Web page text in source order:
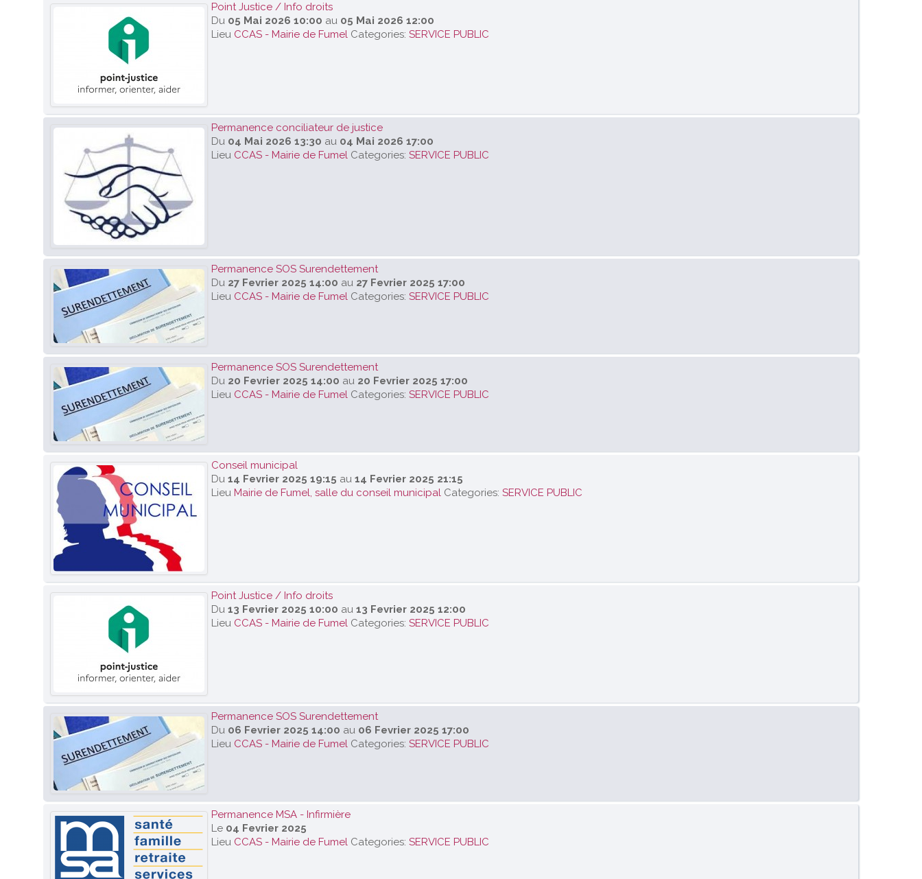
Point Justice / Info droits
Du 05 Mai 2026 10:00 au 05 Mai 2026 12:00
Lieu CCAS - Mairie de Fumel Categories: SERVICE PUBLIC
Permanence conciliateur de justice
Du 04 Mai 2026 13:30 au 04 Mai 2026 17:00
Lieu CCAS - Mairie de Fumel Categories: SERVICE PUBLIC
Permanence SOS Surendettement
Du 27 Fevrier 2025 14:00 au 27 Fevrier 2025 17:00
Lieu CCAS - Mairie de Fumel Categories: SERVICE PUBLIC
Permanence SOS Surendettement
Du 20 Fevrier 2025 14:00 au 20 Fevrier 2025 17:00
Lieu CCAS - Mairie de Fumel Categories: SERVICE PUBLIC
Conseil municipal
Du 14 Fevrier 2025 19:15 au 14 Fevrier 2025 21:15
Lieu Mairie de Fumel, salle du conseil municipal Categories: SERVICE PUBLIC
Point Justice / Info droits
Du 13 Fevrier 2025 10:00 au 13 Fevrier 2025 12:00
Lieu CCAS - Mairie de Fumel Categories: SERVICE PUBLIC
Permanence SOS Surendettement
Du 06 Fevrier 2025 14:00 au 06 Fevrier 2025 17:00
Lieu CCAS - Mairie de Fumel Categories: SERVICE PUBLIC
Permanence MSA - Infirmière
Le 04 Fevrier 2025
Lieu CCAS - Mairie de Fumel Categories: SERVICE PUBLIC